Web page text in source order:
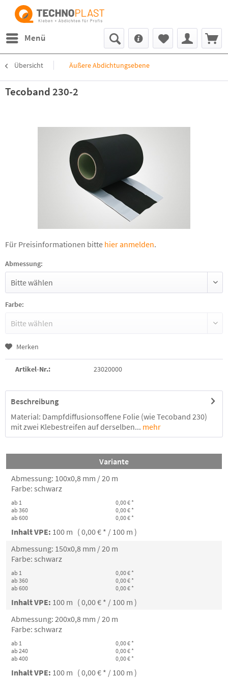
Menü
Übersicht Äußere Abdichtungsebene
Tecoband 230-2
Für Preisinformationen bitte hier anmelden.
Abmessung:
Farbe:
Merken
Artikel-Nr.: 23020000
Beschreibung
Material: Dampfdiffusionsoffene Folie (wie Tecoband 230)
mit zwei Klebestreifen auf derselben... mehr
Variante
Abmessung: 100x0,8 mm / 20 m
Farbe: schwarz
ab 1
0,00 € *
ab 360
0,00 € *
ab 600
0,00 € *
Inhalt VPE: 100 m ( 0,00 € * / 100 m )
Abmessung: 150x0,8 mm / 20 m
Farbe: schwarz
ab 1
0,00 € *
ab 360
0,00 € *
ab 600
0,00 € *
Inhalt VPE: 100 m ( 0,00 € * / 100 m )
Abmessung: 200x0,8 mm / 20 m
Farbe: schwarz
ab 1
0,00 € *
ab 240
0,00 € *
ab 400
0,00 € *
Inhalt VPE: 100 m ( 0,00 € * / 100 m )